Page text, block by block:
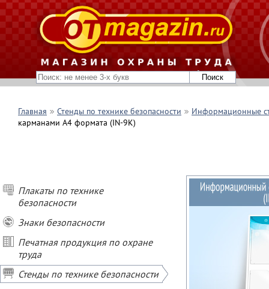
Главная Стенды по технике безопасности
Информационные
карманами А4 формата (IN-9K)
Плакаты по технике
безопасности
Знаки безопасности
Печатная продукция по охране
труда
Стенды по технике безопасности